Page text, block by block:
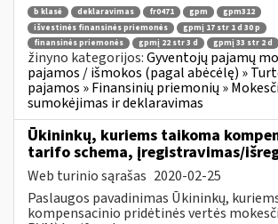
b klasė deklaravimas fr0471 gpm
gpm312
išvestinės finansinės priemonės
gpmį 17 str 1 d 30 p
finansinės priemonės
gpmį 22 str 3 d gpmį 33 str 2 d
žinyno kategorijos:Gyventojų pajamų
pajamos / išmokos (pagal abėcėlę) »
pajamos » Finansinių priemonių »
sumokėjimas ir deklaravimas
Ūkininkų, kuriems taikoma
tarifo schema, įregistravimas/
Web turinio sąrašas 2020-02-25
Paslaugos pavadinimas Ūkininkų,
kompensacinio pridėtinės vertės